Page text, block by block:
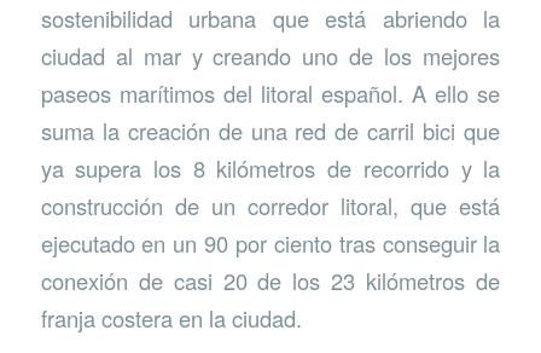
sostenibilidad urbana que está abriendo la
ciudad al mar y creando uno de los mejores
paseos marítimos del litoral español. A ello se
suma la creación de una red de carril bici que
ya supera los 8 kilómetros de recorrido y la
construcción de un corredor litoral, que está
ejecutado en un 90 por ciento tras conseguir la
conexión de casi 20 de los 23 kilómetros de
franja costera en la ciudad.